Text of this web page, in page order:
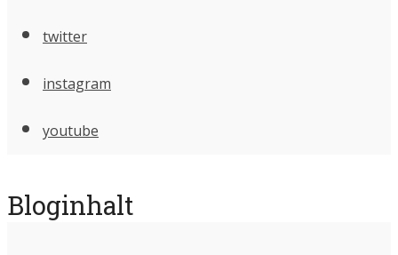
twitter
instagram
youtube
Bloginhalt